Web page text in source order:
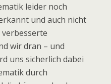
leider noch
und auch nicht
wir dran – und
uns sicherlich dabei
durch